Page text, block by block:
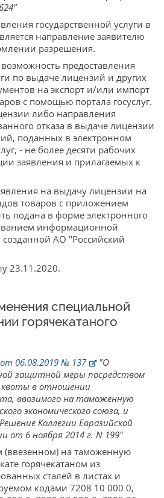
государственной услуги в
направление заявителю
разрешения.
предоставления
по выдаче лицензий и других
на экспорт и/или импорт
с помощью портала госуслуг.
либо направления
отказа в выдаче лицензии
поданных в электронном
- не более десяти рабочих
заявления и прилагаемых к
на выдачу лицензии на
товаров с приложением
подана в форме электронного
информационной
АО "Российский
23.11.2020.
специальной
горячекатаного
06.08.2019 № 137
"О
защитной меры посредством
квоты в отношении
ввозимого на таможенную
экономического союза, и
Коллегии Евразийской
от 6 ноября 2014 г. N 199"
(ввезенном) на таможенную
горячекатаном из
сталей в листах и
кодами 7208 10 000 0,